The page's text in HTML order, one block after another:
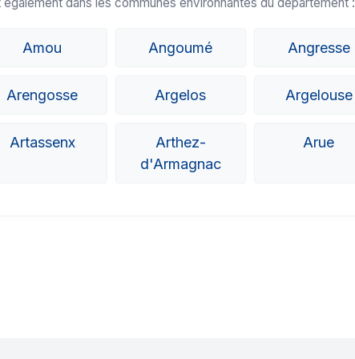
Amou Angoumé Angresse
Arengosse Argelos Argelouse
Artassenx
Arthez-
d'Armagnac
Arue